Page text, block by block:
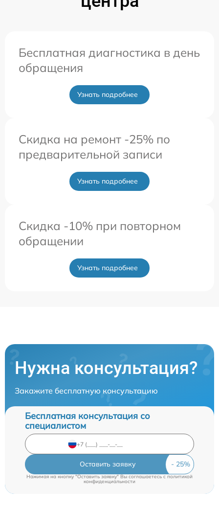
Бесплатная диагностика в день
обращения
Узнать подробнее
Скидка на ремонт -25% по
предварительной записи
Узнать подробнее
Скидка -10% при повторном
обращении
Узнать подробнее
Нужна консультация?
Закажите бесплатную консультацию
Бесплатная консультация со
специалистом
Оставить заявку
Нажимая на кнопку "Оставить заявку" Вы соглашаетесь c политикой
конфиденциальности